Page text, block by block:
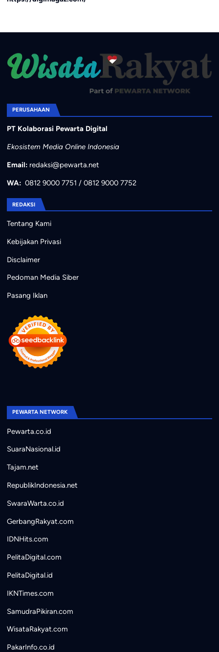
PERUSAHAAN
PT Kolaborasi Pewarta Digital
Ekosistem Media Online Indonesia
Email: redaksi@pewarta.net
WA: 0812 9000 7751 / 0812 9000 7752
REDAKSI
Tentang Kami
Kebijakan Privasi
Disclaimer
Pedoman Media Siber
Pasang Iklan
PEWARTA NETWORK
Pewarta.co.id
SuaraNasional.id
Tajam.net
RepublikIndonesia.net
SwaraWarta.co.id
GerbangRakyat.com
IDNHits.com
PelitaDigital.com
PelitaDigital.id
IKNTimes.com
SamudraPikiran.com
WisataRakyat.com
PakarInfo.co.id